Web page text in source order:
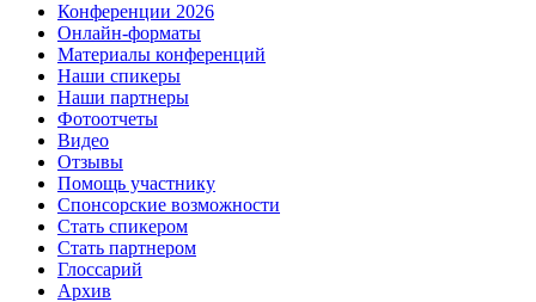
Конференции 2026
Онлайн-форматы
Материалы конференций
Наши спикеры
Наши партнеры
Фотоотчеты
Видео
Отзывы
Помощь участнику
Спонсорские возможности
Стать спикером
Стать партнером
Глоссарий
Архив